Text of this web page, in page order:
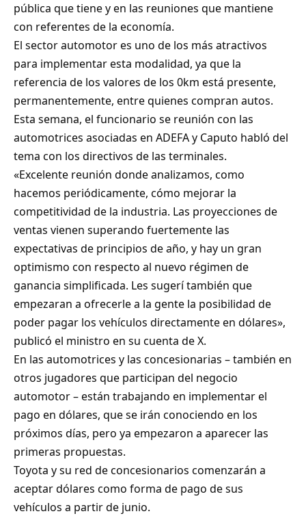
pública que tiene y en las reuniones que mantiene
con referentes de la economía.
El sector automotor es uno de los más atractivos
para implementar esta modalidad, ya que la
referencia de los valores de los 0km está presente,
permanentemente, entre quienes compran autos.
Esta semana, el funcionario se reunión con las
automotrices asociadas en ADEFA y Caputo habló del
tema con los directivos de las terminales.
«Excelente reunión donde analizamos, como
hacemos periódicamente, cómo mejorar la
competitividad de la industria. Las proyecciones de
ventas vienen superando fuertemente las
expectativas de principios de año, y hay un gran
optimismo con respecto al nuevo régimen de
ganancia simplificada. Les sugerí también que
empezaran a ofrecerle a la gente la posibilidad de
poder pagar los vehículos directamente en dólares»,
publicó el ministro en su cuenta de X.
En las automotrices y las concesionarias – también en
otros jugadores que participan del negocio
automotor – están trabajando en implementar el
pago en dólares, que se irán conociendo en los
próximos días, pero ya empezaron a aparecer las
primeras propuestas.
Toyota y su red de concesionarios comenzarán a
aceptar dólares como forma de pago de sus
vehículos a partir de junio.